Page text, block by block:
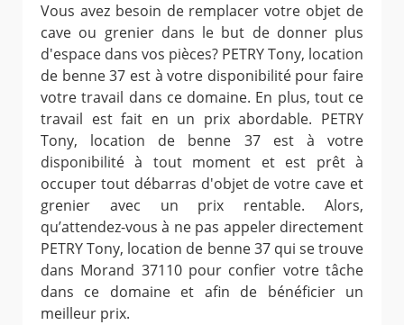
Vous avez besoin de remplacer votre objet de
cave ou grenier dans le but de donner plus
d'espace dans vos pièces? PETRY Tony, location
de benne 37 est à votre disponibilité pour faire
votre travail dans ce domaine. En plus, tout ce
travail est fait en un prix abordable. PETRY
Tony, location de benne 37 est à votre
disponibilité à tout moment et est prêt à
occuper tout débarras d'objet de votre cave et
grenier avec un prix rentable. Alors,
qu’attendez-vous à ne pas appeler directement
PETRY Tony, location de benne 37 qui se trouve
dans Morand 37110 pour confier votre tâche
dans ce domaine et afin de bénéficier un
meilleur prix.